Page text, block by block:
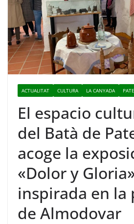
ACTUALITAT CULTURA LA CANYADA
El espacio
del Batà de
acoge la
«Dolor y
inspirada en la
de Almodovar